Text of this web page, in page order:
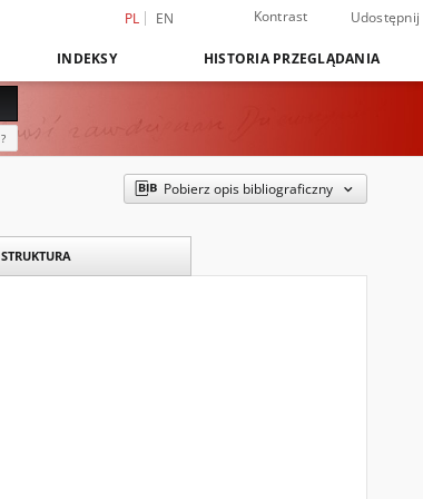
PL EN Kontrast Udostępnij
INDEKSY HISTORIA PRZEGLĄDANIA
?
Pobierz opis bibliograficzny
STRUKTURA